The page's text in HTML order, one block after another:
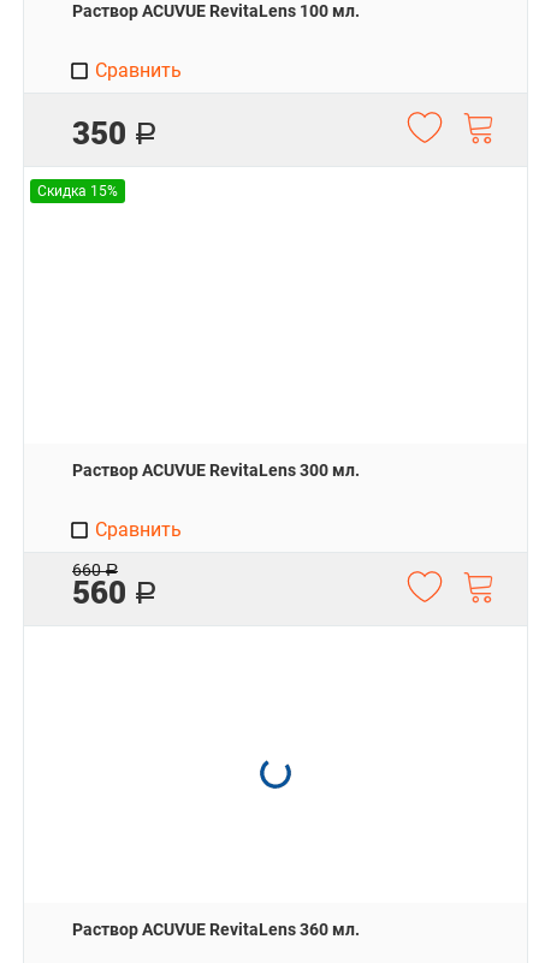
Раствор ACUVUE RevitaLens 100 мл.
350 Р
Сравнить
Скидка 15%
Раствор ACUVUE RevitaLens 300 мл.
660 Р
560 Р
Сравнить
Раствор ACUVUE RevitaLens 360 мл.